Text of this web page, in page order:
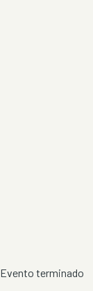
Evento terminado